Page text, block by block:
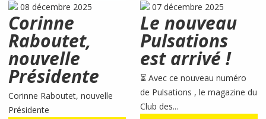
08 décembre 2025
Corinne
Raboutet,
nouvelle
Présidente
Corinne Raboutet, nouvelle
Présidente
07 décembre 2025
Le nouveau
Pulsations
est arrivé !
⏳ Avec ce nouveau numéro
de Pulsations , le magazine du
Club des...